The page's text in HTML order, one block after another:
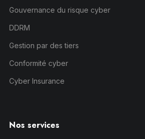
Gouvernance du risque cyber
DDRM
Gestion par des tiers
Conformité cyber
Cyber Insurance
Nos services